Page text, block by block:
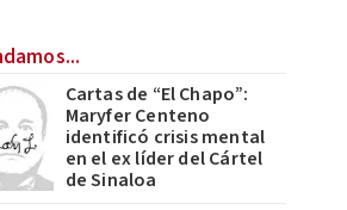
Cartas de “El Chapo”:
Maryfer Centeno
identificó crisis mental
en el ex líder del Cártel
de Sinaloa